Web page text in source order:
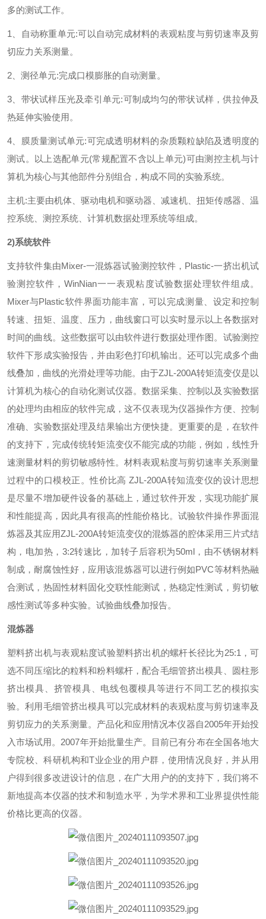
多的测试工作。
1、自动称重单元:可以自动完成材料的表观粘度与剪切速率及剪
切应力关系测量。
2、测径单元:完成口模膨胀的自动测量。
3、带状试样压光及牵引单元:可制成均匀的带状试样，供拉伸及
热延伸实验使用。
4、膜质量测试单元:可完成透明材料的杂质颗粒缺陷及透明度的
测试。以上选配单元(常规配置不含以上单元)可由测控主机与计
算机为核心与其他部件分别组合，构成不同的实验系统。
主机:主要由机体、驱动电机和驱动器、减速机、扭矩传感器、温
控系统、测控系统、计算机数据处理系统等组成。
2)系统软件
支持软件集由Mixer-一混炼器试验测控软件，Plastic-一挤出机试
验测控软件，WinNian一一表观粘度试验数据处理软件组成。
Mixer与Plastic软件界面功能丰富，可以完成测量、设定和控制
转速、扭矩、温度、压力，曲线窗口可以实时显示以上各数据对
时间的曲线。这些数据可以由软件进行数据处理作图。试验测控
软件下形成实验报告，并由彩色打印机输出。还可以完成多个曲
线叠加，曲线的光滑处理等功能。由于ZJL-200A转矩流变仪是以
计算机为核心的自动化测试仪器。数据采集、控制以及实验数据
的处理均由相应的软件完成，这不仅表现为仪器操作方便、控制
准确、实验数据处理及结果输出方便快捷。更重要的是，在软件
的支持下，完成传统转矩流变仪不能完成的功能，例如，线性升
速测量材料的剪切敏感特性。材料表观粘度与剪切速率关系测量
过程中的口模校正。性价比高 ZJL-200A转知流变仪的设计思想
是尽量不增加硬件设备的基础上，通过软件开发，实现功能扩展
和性能提高，因此具有很高的性能价格比。试验软件操作界面混
炼器及其应用ZJL-200A转矩流变仪的混炼器的腔体采用三片式结
构，电加热，3:2转速比，加转子后容积为50ml，由不锈钢材料
制成，耐腐蚀性好，应用该混炼器可以进行例如PVC等材料热融
合测试，热固性材料固化交联性能测试，热稳定性测试，剪切敏
感性测试等多种实验。试验曲线叠加报告。
混炼器
塑料挤出机与表观粘度试验塑料挤出机的螺杆长径比为25:1，可
选不同压缩比的粒料和粉料螺杆，配合毛细管挤出模具、圆柱形
挤出模具、挤管模具、电线包覆模具等进行不同工艺的模拟实
验。利用毛细管挤出模具可以完成材料的表观粘度与剪切速率及
剪切应力的关系测量。产品化和应用情况本仪器自2005年开始投
入市场试用。2007年开始批量生产。目前已有分布在全国各地大
专院校、科研机构和T业企业的用户群，使用情况良好，并从用
户得到很多改进设计的信息，在广大用户的的支持下，我们将不
新地提高本仪器的技术和制造水平，为学术界和工业界提供性能
价格比更高的仪器。